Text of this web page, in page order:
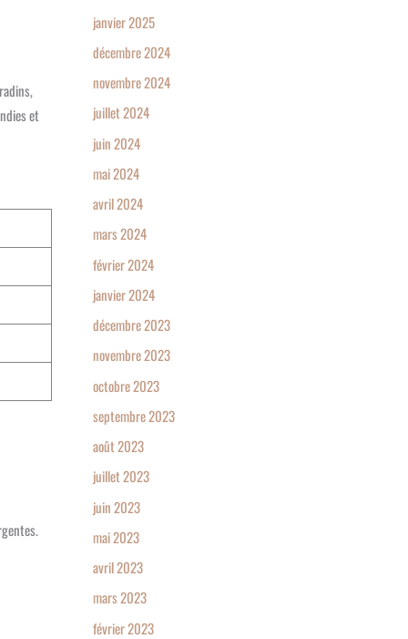
et
janvier 2025
décembre 2024
novembre 2024
juillet 2024
juin 2024
mai 2024
avril 2024
mars 2024
février 2024
janvier 2024
décembre 2023
novembre 2023
octobre 2023
septembre 2023
août 2023
juillet 2023
juin 2023
mai 2023
avril 2023
mars 2023
février 2023